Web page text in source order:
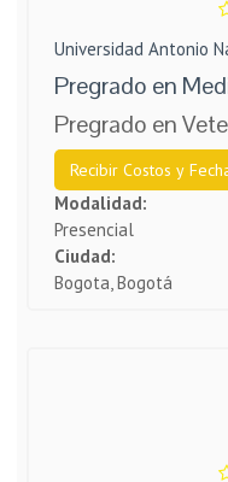
Universidad Antonio
Pregrado en
Pregrado en
Recibir Costos y
Modalidad:
Presencial
Ciudad:
Bogota, Bogotá